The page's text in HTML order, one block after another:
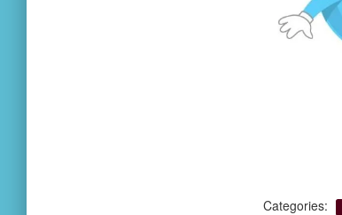
Categories: